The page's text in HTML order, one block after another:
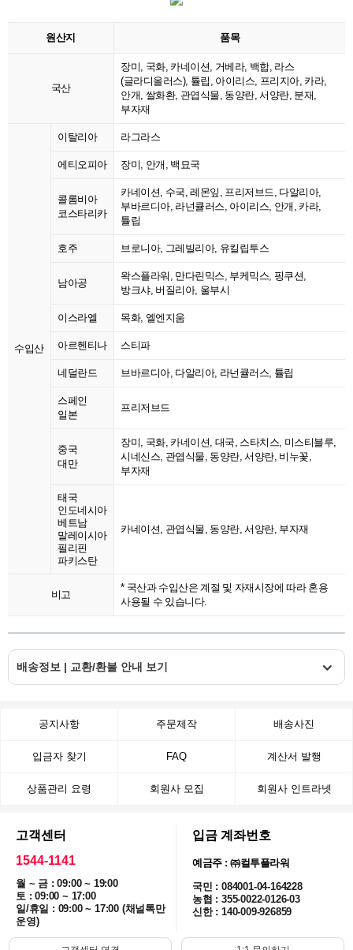
원산지 품목
국산
장미, 국화, 카네이션, 거베라, 백합, 라스
(글라디올러스), 튤립, 아이리스, 프리지아, 카라,
안개, 쌀화환, 관엽식물, 동양란, 서양란, 분재,
부자재
수입산
이탈리아 라그라스
에티오피아 장미, 안개, 백묘국
콜롬비아
코스타리카
카네이션, 수국, 레몬잎, 프리저브드, 다알리아,
부바르디아, 라넌큘러스, 아이리스, 안개, 카라,
튤립
호주 브로니아, 그레빌리아, 유킬립투스
남아공
왁스플라워, 만다린믹스, 부케믹스, 핑쿠션,
방크샤, 버질리아, 울부시
이스라엘 목화, 엘엔지움
아르헨티나 스티파
네덜란드 브바르디아, 다알리아, 라넌큘러스, 튤립
스페인
일본
프리저브드
중국
대만
장미, 국화, 카네이션, 대국, 스타치스, 미스티블루,
시네신스, 관엽식물, 동양란, 서양란, 비누꽃,
부자재
태국
인도네시아
베트남
말레이시아
필리핀
파키스탄
카네이션, 관엽식물, 동양란, 서양란, 부자재
비고
* 국산과 수입산은 계절 및 자재시장에 따라 혼용
사용될 수 있습니다.
배송정보 | 교환/환불 안내 보기
공지사항 주문제작 배송사진
입금자 찾기 FAQ 계산서 발행
상품관리 요령 회원사 모집 회원사 인트라넷
고객센터
1544-1141
월 ~ 금 : 09:00 ~ 19:00
토 : 09:00 ~ 17:00
일/휴일 : 09:00 ~ 17:00 (채널톡만
운영)
입금 계좌번호
예금주 : ㈜컬투플라워
국민 : 084001-04-164228
농협 : 355-0022-0126-03
신한 : 140-009-926859